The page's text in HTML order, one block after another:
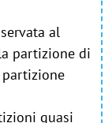
al
partizione di
quasi